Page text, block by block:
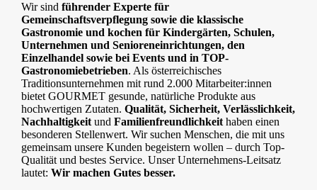
Wir sind führender Experte für
Gemeinschaftsverpflegung sowie die klassische
Gastronomie und kochen für Kindergärten, Schulen,
Unternehmen und Senioreneinrichtungen, den
Einzelhandel sowie bei Events und in TOP-
Gastronomiebetrieben. Als österreichisches
Traditionsunternehmen mit rund 2.000 Mitarbeiter:innen
bietet GOURMET gesunde, natürliche Produkte aus
hochwertigen Zutaten. Qualität, Sicherheit, Verlässlichkeit,
Nachhaltigkeit und Familienfreundlichkeit haben einen
besonderen Stellenwert. Wir suchen Menschen, die mit uns
gemeinsam unsere Kunden begeistern wollen – durch Top-
Qualität und bestes Service. Unser Unternehmens-Leitsatz
lautet: Wir machen Gutes besser.